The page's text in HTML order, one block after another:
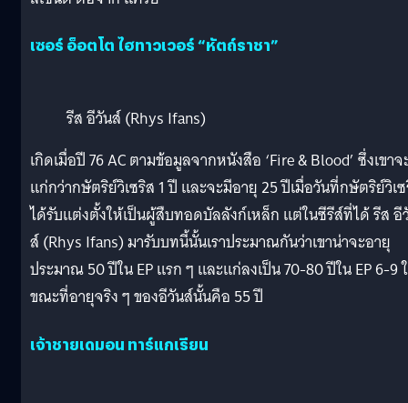
เซอร์ อ็อตโต ไฮทาวเวอร์ “หัตถ์ราชา”
รีส อีวันส์ (Rhys Ifans)
เกิดเมื่อปี 76 AC ตามข้อมูลจากหนังสือ ‘Fire & Blood’ ซึ่งเขาจ
แก่กว่ากษัตริย์วิเซริส 1 ปี และจะมีอายุ 25 ปีเมื่อวันที่กษัตริย์วิเ
ได้รับแต่งตั้งให้เป็นผู้สืบทอดบัลลังก์เหล็ก แต่ในซีรีส์ที่ได้ รีส อี
ส์ (Rhys Ifans) มารับบทนี้นั้นเราประมาณกันว่าเขาน่าจะอายุ
ประมาณ 50 ปีใน EP แรก ๆ และแก่ลงเป็น 70-80 ปีใน EP 6-9
ขณะที่อายุจริง ๆ ของอีวันส์นั้นคือ 55 ปี
เจ้าชายเดมอน ทาร์แกเรียน